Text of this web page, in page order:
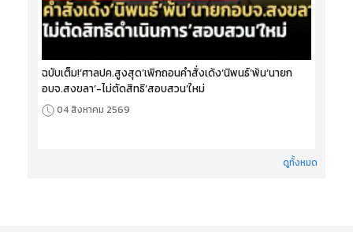
ฉบับเต็ม!‘ศาลปค.สูงสุด’เพิกถอนคำสั่งเด้ง‘นิพนธ์’พ้น‘นายก
อบจ.สงขลา’-ไม่ตัดสิทธิ‘สอบสวน’ใหม่
04 สิงหาคม 2569
ดูทั้งหมด